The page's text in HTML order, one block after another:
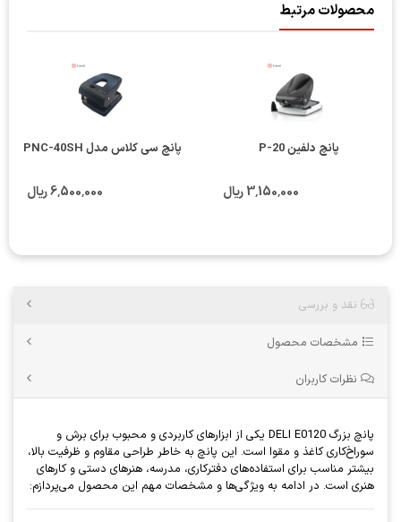
محصولات مرتبط
پانچ دلفین P-20
3٬150٬000 ریال
پانچ سی کلاس مدل PNC-40SH
6٬500٬000 ریال
نقد و بررسی
مشخصات محصول
نظرات کاربران
پانچ بزرگ DELI E0120 یکی از ابزارهای کاربردی و محبوب برای برش و
سوراخ‌کاری کاغذ و مقوا است. این پانچ به خاطر طراحی مقاوم و ظرفیت بالا،
بیشتر مناسب برای استفاده‌های دفترکاری، مدرسه، هنرهای دستی و کارهای
هنری است. در ادامه به ویژگی‌ها و مشخصات مهم این محصول می‌پردازم: